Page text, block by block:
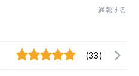
通報する
(33)